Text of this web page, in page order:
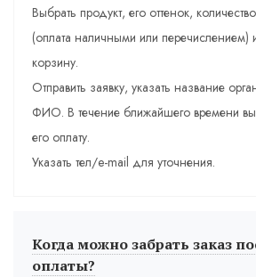
Выбрать продукт, его оттенок,
(оплата наличными или перечислением)
корзину.
Отправить заявку, указать название
ФИО. В течение ближайшего времени вы
его оплату.
Указать тел/e-mail для уточнения.
Когда можно забрать заказ
оплаты?